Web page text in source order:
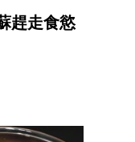
趕走食慾